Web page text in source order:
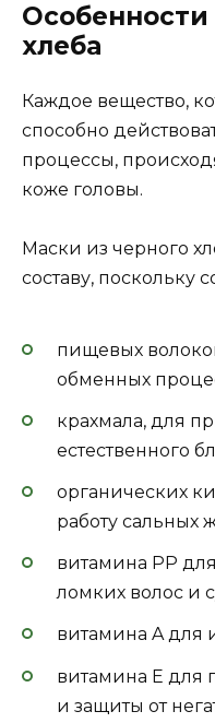
Особенности
хлеба
Каждое вещество,
способно
процессы,
коже головы.
Маски из черного
составу, поскольку
пищевых
обменных
крахмала, для
естественного
органических
работу сальных
витамина PP
ломких волос и
витамина A для
витамина E
и защиты от